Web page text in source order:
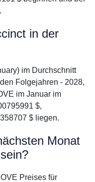
in der
im Durchschnitt
Folgejahren - 2028,
im Januar im
$,
$ liegen.
Monat
Preises für